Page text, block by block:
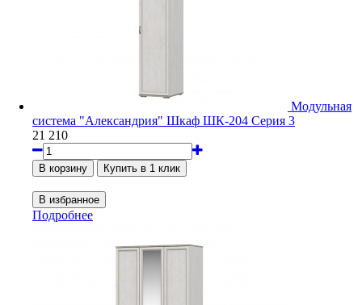
Модульная
система "Александрия" Шкаф ШК-204 Серия 3
21 210
Подробнее